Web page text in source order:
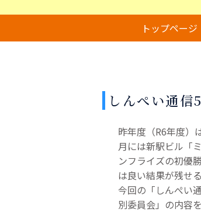
トップページ
しんぺい通信
昨年度（R6年度）
月には新駅ビル「
ンフライズの初優
は良い結果が残せ
今回の「しんぺい
別委員会」の内容